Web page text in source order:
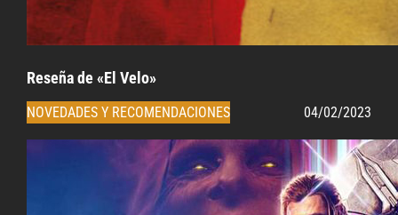
Reseña de «El Velo»
NOVEDADES Y RECOMENDACIONES 04/02/2023